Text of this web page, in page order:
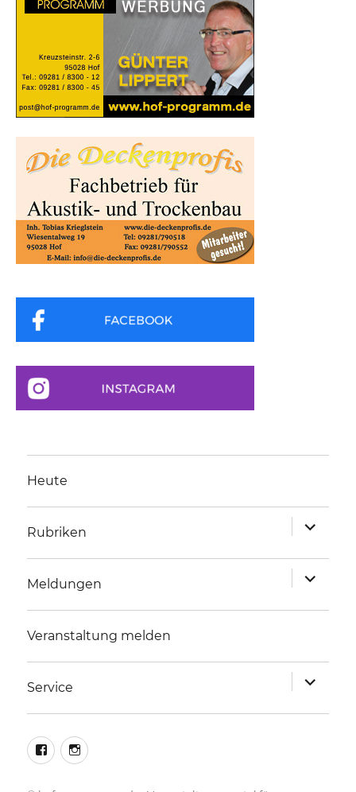
Heute
Rubriken
anzeigen
Meldungen
anzeigen
Veranstaltung melden
Service
anzeigen
facebookinstagram